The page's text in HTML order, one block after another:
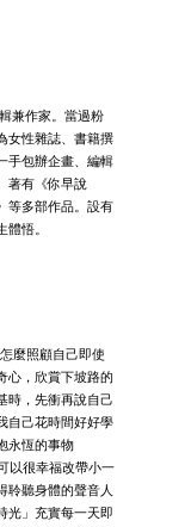
兼作家。當過粉
女性雜誌、書籍撰
手包辦企畫、編輯
著有《你早說
等多部作品。設有
悟。
麼照顧自己即使
心，欣賞下坡路的
時，先衝再說自己
自己花時間好好學
永恆的事物
以很幸福改帶小一
聆聽身體的聲音人
光」充實每一天即